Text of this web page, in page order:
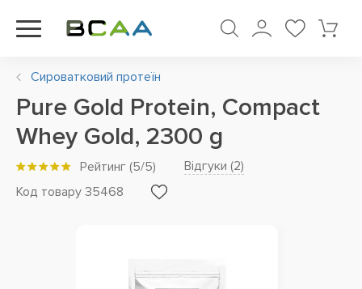
Сироватковий протеїн
Pure Gold Protein, Compact
Whey Gold, 2300 g
Рейтинг (5/5) Відгуки (2)
Код товару 35468